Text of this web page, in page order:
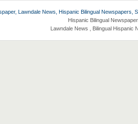
Lawndale News, Hispanic Bilingual Newspapers,
Hispanic Bilingual
Lawndale News , Bilingual Hispanic